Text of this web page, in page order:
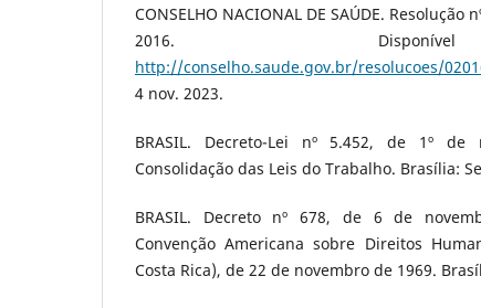
CONSELHO NACIONAL DE SAÚDE.
2016.
http://conselho.saude.gov.br/resolucoes/
4 nov. 2023.
BRASIL. Decreto-Lei nº 5.452, de 1º
Consolidação das Leis do Trabalho. Brasília:
BRASIL. Decreto nº 678, de 6 de
Convenção Americana sobre Direitos
Costa Rica), de 22 de novembro de 1969.